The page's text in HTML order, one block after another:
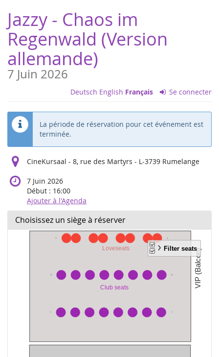
la page
principale
Jazzy - Chaos im
Regenwald (Version
allemande)
7 Juin 2026
Deutsch English Français Se connecter
La période de réservation pour cet événement est
terminée.
CineKursaal - 8, rue des Martyrs - L-3739 Rumelange
7 Juin 2026
Début : 16:00
Ajouter à l'Agenda
Choisissez un siège à réserver